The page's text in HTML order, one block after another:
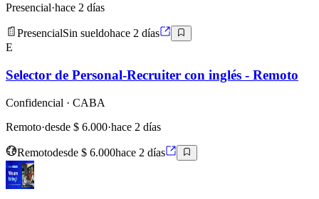
Presencial·hace 2 días
PresencialSin sueldohace 2 días
E
Selector de Personal-Recruiter con inglés - Remoto
Confidencial · CABA
Remoto·desde $ 6.000·hace 2 días
Remotodesde $ 6.000hace 2 días